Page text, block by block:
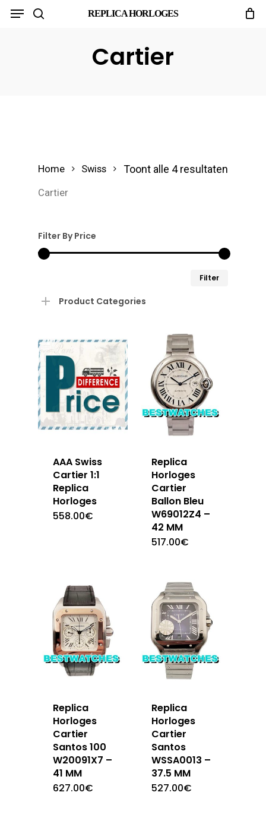
Skip
REPLICA HORLOGES
Menu
Cartier
Toont alle 4 resultaten
Home Swiss
Cartier
Filter By Price
Filter
Product Categories
AAA Swiss
Cartier 1:1
Replica
Horloges
558.00€
Replica
Horloges
Cartier
Ballon Bleu
W69012Z4 –
42 MM
517.00€
Replica
Horloges
Cartier
Santos 100
W20091X7 –
41 MM
627.00€
Replica
Horloges
Cartier
Santos
WSSA0013 –
37.5 MM
527.00€